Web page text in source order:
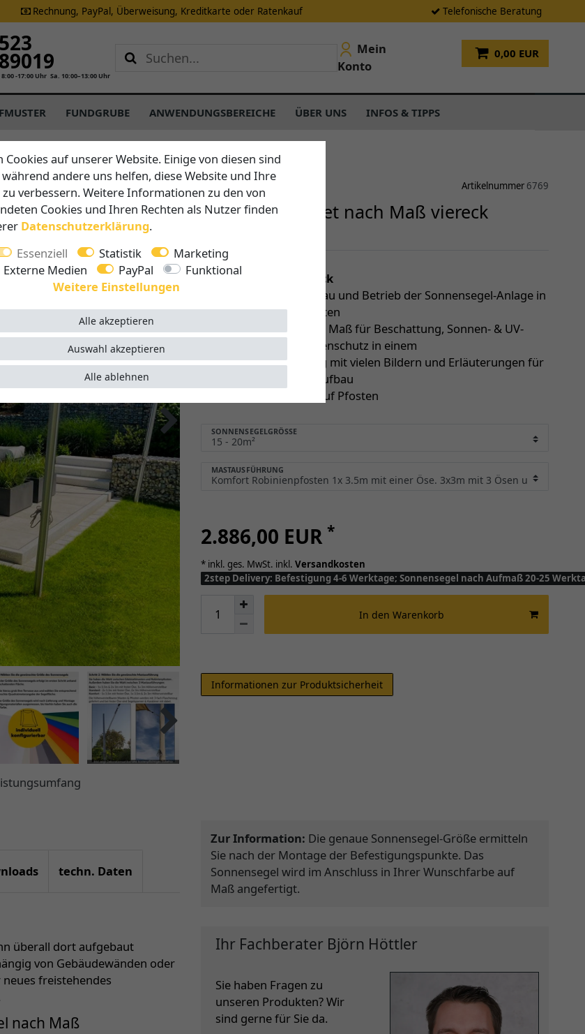
Rechnung, PayPal, Überweisung, Kreditkarte oder Ratenkauf Telefonische Beratung
0,00 EUR
-17:00 Uhr Sa. 10:00–13:00 Uhr
Mein
Konto
FUNDGRUBE ANWENDUNGSBEREICHE ÜBER UNS INFOS & TIPPS
Schattenfix
Artikelnummer 6769
Sonnensegel-Set nach Maß viereck
Vorteile auf einen Blick
Alle Teile für Aufbau und Betrieb der Sonnensegel-Anlage in
diesem Set enthalten
Sonnensegel nach Maß für Beschattung, Sonnen- & UV-
Schutz sowie Regenschutz in einem
Montageanleitung mit vielen Bildern und Erläuterungen für
einfachen Selbstaufbau
5 Jahre Garantie auf Pfosten
SONNENSEGELGRÖSSE
MASTAUSFÜHRUNG
2.886,00 EUR *
* inkl. ges. MwSt. inkl. Versandkosten
2step Delivery: Befestigung 4-6 Werktage; Sonnensegel nach Aufmaß 20-25
In den Warenkorb
Informationen zur Produktsicherheit
techn. Daten
überall dort aufgebaut
von Gebäudewänden oder
freistehendes
nach Maß
Zur Information: Die genaue Sonnensegel-Größe ermitteln
Sie nach der Montage der Befestigungspunkte. Das
Sonnensegel wird im Anschluss in Ihrer Wunschfarbe auf
Maß angefertigt.
Ihr Fachberater Björn Höttler
Sie haben Fragen zu
unseren Produkten? Wir
sind gerne für Sie da.
Cookies auf unserer Website. Einige von diesen sind
während andere uns helfen, diese Website und Ihre
verbessern. Weitere Informationen zu den von
Cookies und Ihren Rechten als Nutzer finden
Daten­schutz­erklärung.
Essenziell
Statistik
Marketing
Externe Medien
PayPal
Funktional
Weitere Einstellungen
Alle akzeptieren
Alle ablehnen
Auswahl akzeptieren